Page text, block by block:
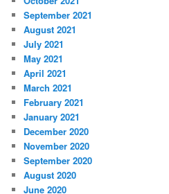
September 2021
August 2021
July 2021
May 2021
April 2021
March 2021
February 2021
January 2021
December 2020
November 2020
September 2020
August 2020
June 2020